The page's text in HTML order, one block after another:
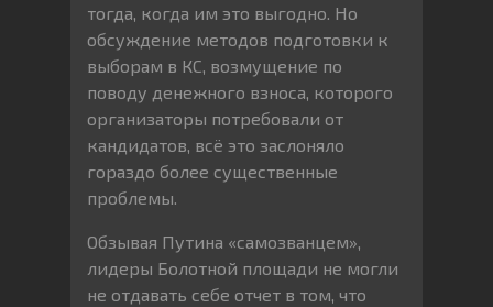
тогда, когда им это выгодно. Но
обсуждение методов подготовки к
выборам в КС, возмущение по
поводу денежного взноса, которого
организаторы потребовали от
кандидатов, всё это заслоняло
гораздо более существенные
проблемы.
Обзывая Путина «самозванцем»,
лидеры Болотной площади не могли
не отдавать себе отчет в том, что